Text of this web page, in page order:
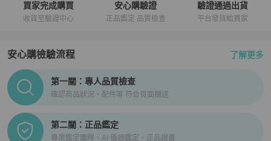
買家完成購買
收貨至驗證中心
安心購驗證
正品鑑定 品質檢查
驗證通過出貨
平台發貨給買家
安心購檢驗流程 了解更多
PopChill拍拍圈正品驗證、安心購檢驗流程介紹
第一關：專人品質檢查
確認商品狀況、配件等 符合頁面描述
第二關：正品鑑定
專業鑑定團隊、AI 儀器鑑定、正品證書